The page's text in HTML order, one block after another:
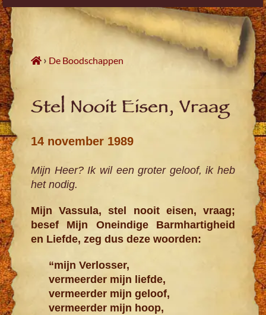
Skip
to
content
› De Boodschappen
Stel Nooit Eisen, Vraag
14 november 1989
Mijn Heer? Ik wil een groter geloof, ik heb
het nodig.
Mijn Vassula, stel nooit eisen, vraag;
besef Mijn Oneindige Barmhartigheid
en Liefde, zeg dus deze woorden:
“mijn Verlosser,
vermeerder mijn liefde,
vermeerder mijn geloof,
vermeerder mijn hoop,